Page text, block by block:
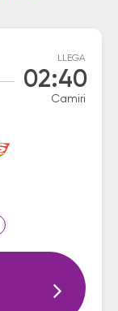
LLEGA
02:40
Camiri